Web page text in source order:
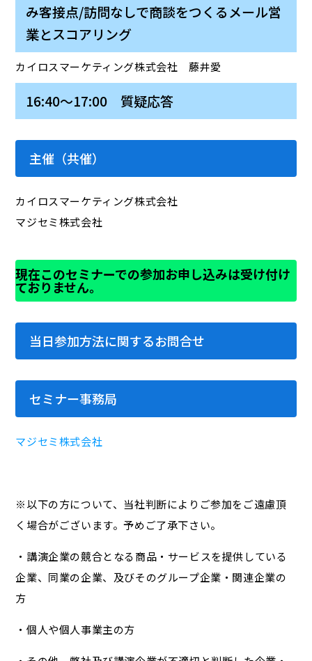
み客接点/訪問なしで商談をつくるメール営
業とスコアリング
カイロスマーケティング株式会社 藤井愛
16:40～17:00 質疑応答
主催（共催）
カイロスマーケティング株式会社
マジセミ株式会社
現在このセミナーでの参加お申し込みは受け付け
ておりません。
当日参加方法に関するお問合せ
セミナー事務局
マジセミ株式会社
※以下の方について、当社判断によりご参加をご遠慮頂
く場合がございます。予めご了承下さい。
・講演企業の競合となる商品・サービスを提供している
企業、同業の企業、及びそのグループ企業・関連企業の
方
・個人や個人事業主の方